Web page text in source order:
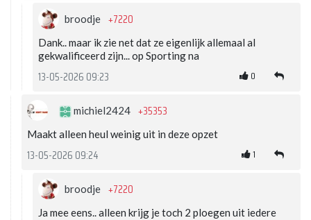
broodje +7220
Dank.. maar ik zie net dat ze eigenlijk allemaal al
gekwalificeerd zijn... op Sporting na
13-05-2026 09:23 0
michiel2424 +35353
Maakt alleen heul weinig uit in deze opzet
13-05-2026 09:24 1
broodje +7220
Ja mee eens.. alleen krijg je toch 2 ploegen uit iedere